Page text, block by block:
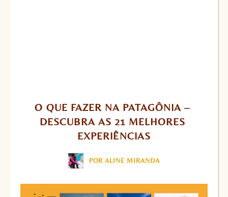
O QUE FAZER NA PATAGÔNIA –
DESCUBRA AS 21 MELHORES
EXPERIÊNCIAS
POR ALINE MIRANDA